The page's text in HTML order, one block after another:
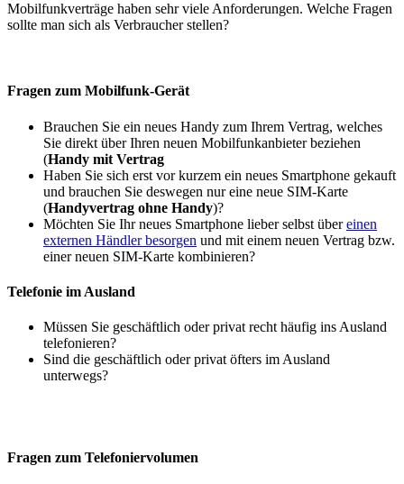
Mobilfunkverträge haben sehr viele Anforderungen. Welche Fragen
sollte man sich als Verbraucher stellen?
Fragen zum Mobilfunk-Gerät
Brauchen Sie ein neues Handy zum Ihrem Vertrag, welches
Sie direkt über Ihren neuen Mobilfunkanbieter beziehen
(Handy mit Vertrag
Haben Sie sich erst vor kurzem ein neues Smartphone gekauft
und brauchen Sie deswegen nur eine neue SIM-Karte
(Handyvertrag ohne Handy)?
Möchten Sie Ihr neues Smartphone lieber selbst übereinen
externen Händler besorgen und mit einem neuen Vertrag bzw.
einer neuen SIM-Karte kombinieren?
Telefonie im Ausland
Müssen Sie geschäftlich oder privat recht häufig ins Ausland
telefonieren?
Sind die geschäftlich oder privat öfters im Ausland
unterwegs?
Fragen zum Telefoniervolumen